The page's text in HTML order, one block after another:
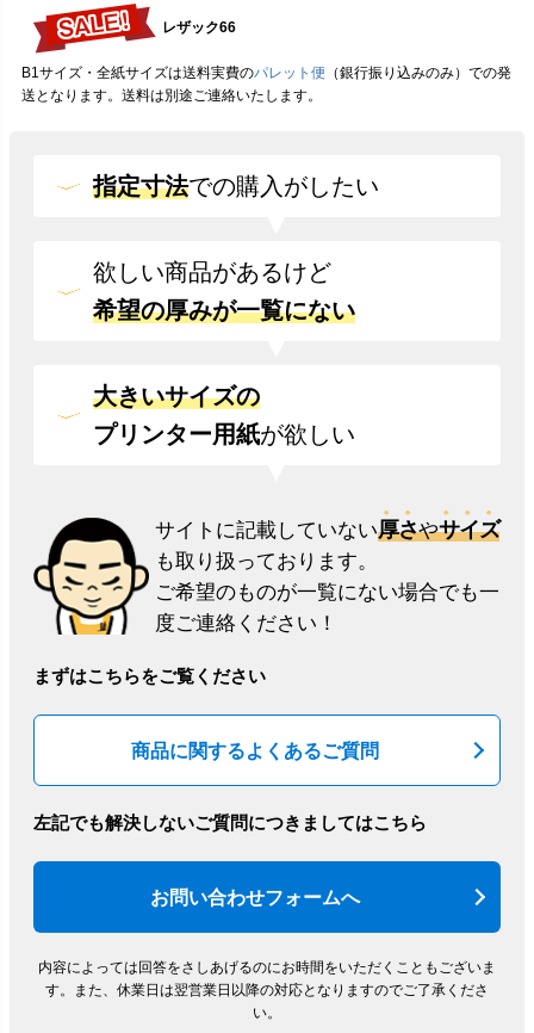
レザック66
B1サイズ・全紙サイズは送料実費のパレット便 （銀行振り込みのみ）での発
送となります。送料は別途ご連絡いたします。
指定寸法での購入がしたい
欲しい商品があるけど
希望の厚みが一覧にない
大きいサイズの
プリンター用紙が欲しい
サイトに記載していない厚さやサイズ
も取り扱っております。
ご希望のものが一覧にない場合でも一
度ご連絡ください！
まずはこちらをご覧ください
商品に関するよくあるご質問
左記でも解決しないご質問につきましてはこちら
お問い合わせフォームへ
内容によっては回答をさしあげるのにお時間をいただくこともございま
す。
また、休業日は翌営業日以降の対応となりますのでご了承くださ
い。